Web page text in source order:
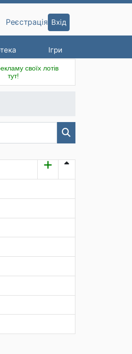
Ігри
Реєстрація Вхід
своїх лотів
тут!